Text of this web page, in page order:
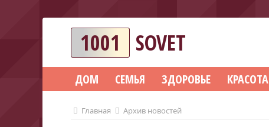
1001 SOVET
ДОМ СЕМЬЯ ЗДОРОВЬЕ КРАСОТА
Главная Архив новостей